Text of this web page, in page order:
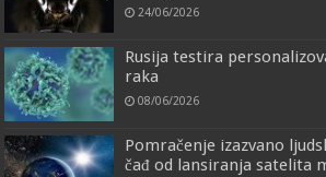
24/06/2026
Rusija testira
raka
08/06/2026
Pomračenje izazvano
čađ od lansiranja satelita